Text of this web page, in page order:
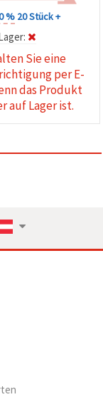
% 20 Stück +
Sie eine
per E-
das Produkt
auf Lager ist.